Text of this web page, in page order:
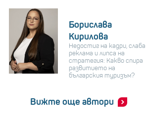
Борислава
Кирилова
Недостиг на кадри, слаба
реклама и липса на
стратегия: Какво спира
развитието на
българския туризъм?
Вижте още автори